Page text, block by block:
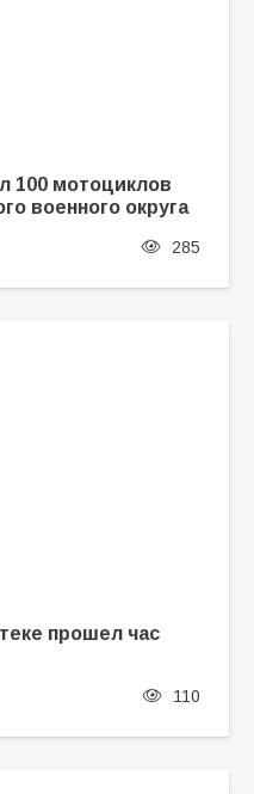
100 мотоциклов
военного округа
285
прошел час
110